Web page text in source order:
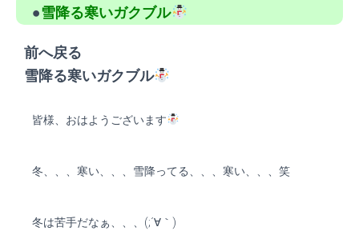
●雪降る寒いガクブル
前へ戻る
雪降る寒いガクブル
皆様、おはようございます
冬、、、寒い、、、雪降ってる、、、寒い、、、笑
冬は苦手だなぁ、、、(;´∀｀)